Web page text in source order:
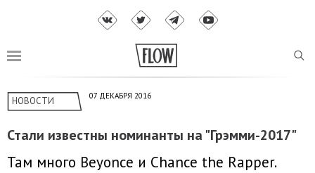
НОВОСТИ 07 ДЕКАБРЯ 2016
Стали известны номинанты на "Грэмми-2017"
Там много Beyonce и Chance the Rapper.